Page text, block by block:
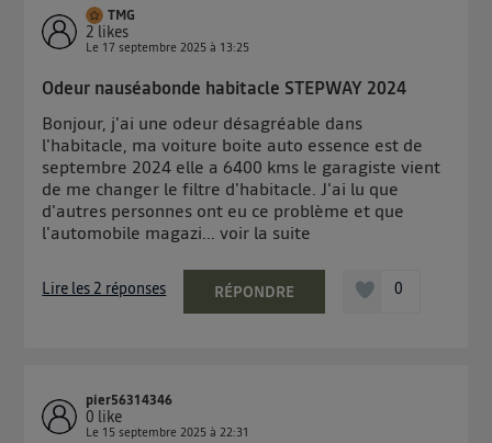
TMG
2 likes
Le 17 septembre 2025 à 13:25
Odeur nauséabonde habitacle STEPWAY 2024
Bonjour, j'ai une odeur désagréable dans
l'habitacle, ma voiture boite auto essence est de
septembre 2024 elle a 6400 kms le garagiste vient
de me changer le filtre d'habitacle. J'ai lu que
d'autres personnes ont eu ce problème et que
l'automobile magazi...voir la suite
Lire les 2 réponses RÉPONDRE 0
pier56314346
0 like
Le 15 septembre 2025 à22:31